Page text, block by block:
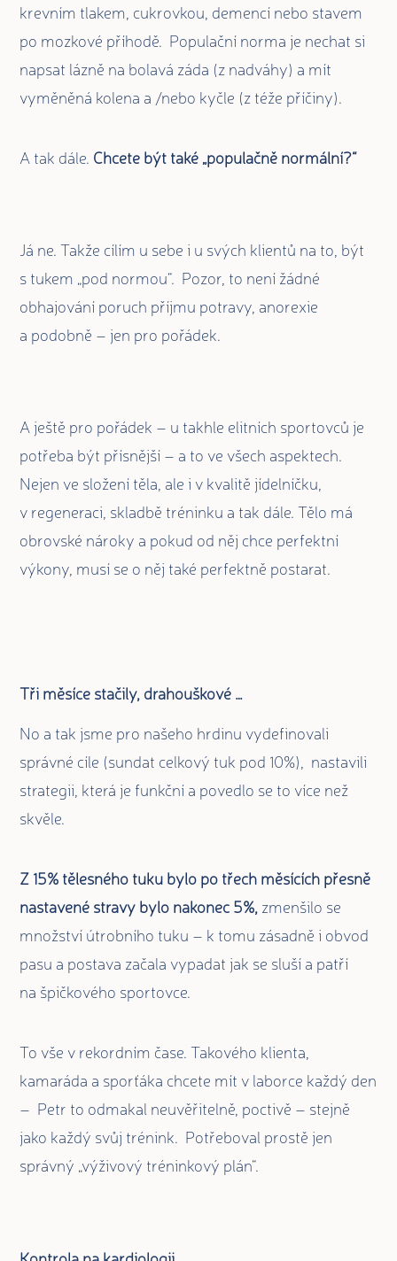
krevním tlakem, cukrovkou, demencí nebo stavem
po mozkové příhodě. Populační norma je nechat si
napsat lázně na bolavá záda (z nadváhy) a mít
vyměněná kolena a /nebo kyčle (z téže příčiny).
A tak dále. Chcete být také „populačně normální?“
Já ne. Takže cílím u sebe i u svých klientů na to, být
s tukem „pod normou“. Pozor, to není žádné
obhajování poruch příjmu potravy, anorexie
a podobně – jen pro pořádek.
A ještě pro pořádek – u takhle elitních sportovců je
potřeba být přísnější – a to ve všech aspektech.
Nejen ve složení těla, ale i v kvalitě jídelníčku,
v regeneraci, skladbě tréninku a tak dále. Tělo má
obrovské nároky a pokud od něj chce perfektní
výkony, musí se o něj také perfektně postarat.
Tři měsíce stačily, drahouškové …
No a tak jsme pro našeho hrdinu vydefinovali
správné cíle (sundat celkový tuk pod 10%), nastavili
strategii, která je funkční a povedlo se to více než
skvěle.
Z 15% tělesného tuku bylo po třech měsících přesně
nastavené stravy bylo nakonec 5%, zmenšilo se
množství útrobního tuku – k tomu zásadně i obvod
pasu a postava začala vypadat jak se sluší a patří
na špičkového sportovce.
To vše v rekordním čase. Takového klienta,
kamaráda a sporťáka chcete mít v laborce každý den
– Petr to odmakal neuvěřitelně, poctivě – stejně
jako každý svůj trénink. Potřeboval prostě jen
správný „výživový tréninkový plán“.